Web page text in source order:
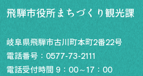
飛騨市役所まちづくり観光課
岐阜県飛騨市古川町本町2番22号
電話番号： 0577-73-2111
電話受付時間 9：00～17：00